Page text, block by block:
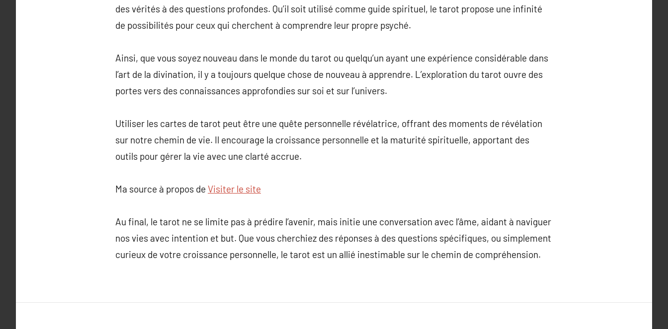
des vérités à des questions profondes. Qu’il soit utilisé comme guide spirituel, le tarot propose une infinité
de possibilités pour ceux qui cherchent à comprendre leur propre psyché.
Ainsi, que vous soyez nouveau dans le monde du tarot ou quelqu’un ayant une expérience considérable dans
l’art de la divination, il y a toujours quelque chose de nouveau à apprendre. L’exploration du tarot ouvre des
portes vers des connaissances approfondies sur soi et sur l’univers.
Utiliser les cartes de tarot peut être une quête personnelle révélatrice, offrant des moments de révélation
sur notre chemin de vie. Il encourage la croissance personnelle et la maturité spirituelle, apportant des
outils pour gérer la vie avec une clarté accrue.
Ma source à propos de Visiter le site
Au final, le tarot ne se limite pas à prédire l’avenir, mais initie une conversation avec l’âme, aidant à naviguer
nos vies avec intention et but. Que vous cherchiez des réponses à des questions spécifiques, ou simplement
curieux de votre croissance personnelle, le tarot est un allié inestimable sur le chemin de compréhension.